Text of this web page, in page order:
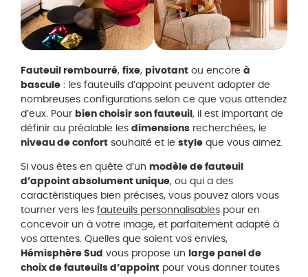
Fauteuil rembourré, fixe, pivotant ou encore à
bascule : les fauteuils d’appoint peuvent adopter de
nombreuses configurations selon ce que vous attendez
d’eux. Pour bien choisir son fauteuil , il est important de
définir au préalable les dimensions recherchées, le
niveau de confort souhaité et le style que vous aimez.
Si vous êtes en quête d’un modèle de fauteuil
d’appoint absolument unique, ou qui a des
caractéristiques bien précises, vous pouvez alors vous
tourner vers les fauteuils personnalisables pour en
concevoir un à votre image, et parfaitement adapté à
vos attentes. Quelles que soient vos envies,
Hémisphère Sud vous propose un
large panel de
choix de fauteuils d’appoint pour vous donner toutes